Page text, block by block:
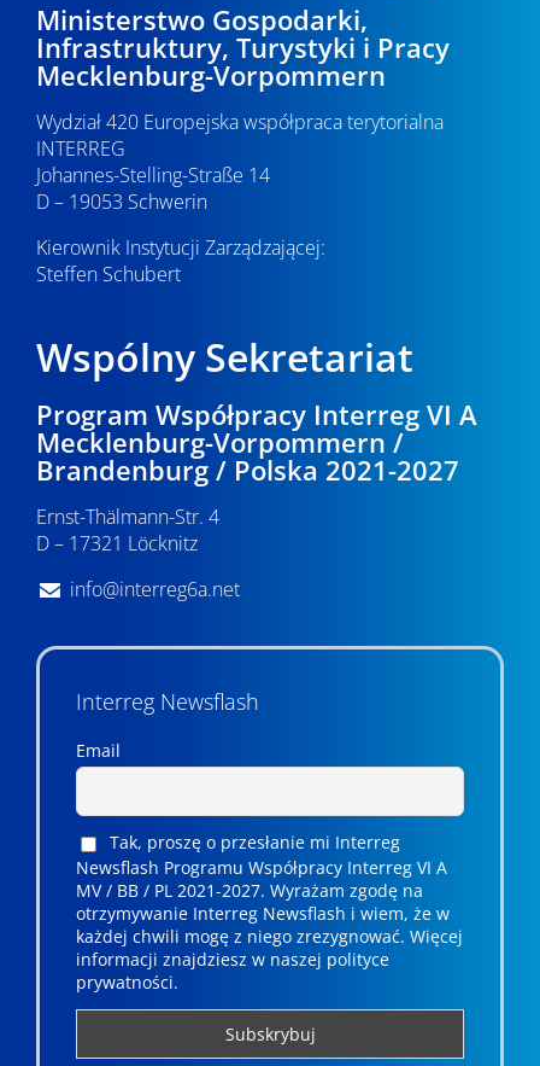
Ministerstwo Gospodarki,
Infrastruktury, Turystyki i Pracy
Mecklenburg-Vorpommern
Wydział 420 Europejska współpraca terytorialna
INTERREG
Johannes-Stelling-Straße 14
D – 19053 Schwerin
Kierownik Instytucji Zarządzającej:
Steffen Schubert
Wspólny Sekretariat
Program Współpracy Interreg VI A
Mecklenburg-Vorpommern /
Brandenburg / Polska 2021-2027
Ernst-Thälmann-Str. 4
D – 17321 Löcknitz
info@interreg6a.net
Interreg Newsflash
Email
Tak, proszę o przesłanie mi Interreg
Newsflash Programu Współpracy Interreg VI A
MV / BB / PL 2021-2027. Wyrażam zgodę na
otrzymywanie Interreg Newsflash i wiem, że w
każdej chwili mogę z niego zrezygnować. ­­Więcej
informacji znajdziesz w naszej polityce
prywatności.